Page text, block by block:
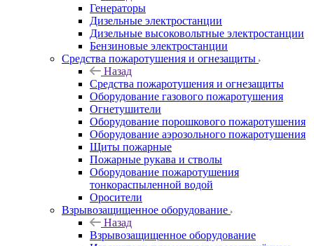
Генераторы
Дизельные электростанции
Дизельные высоковольтные электростанции
Бензиновые электростанции
Средства пожаротушения и огнезащиты
Назад
Средства пожаротушения и огнезащиты
Оборудование газового пожаротушения
Огнетушители
Оборудование порошкового пожаротушения
Оборудование аэрозольного пожаротушения
Щиты пожарные
Пожарные рукава и стволы
Оборудование пожаротушения
тонкораспыленной водой
Оросители
Взрывозащищенное оборудование
Назад
Взрывозащищенное оборудование